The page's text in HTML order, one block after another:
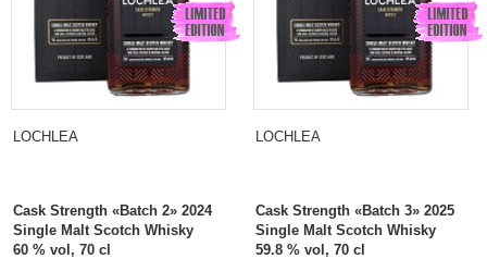
LOCHLEA
Cask Strength «Batch 2» 2024
Single Malt Scotch Whisky
60 % vol, 70 cl
LOCHLEA
Cask Strength «Batch 3» 2025
Single Malt Scotch Whisky
59.8 % vol, 70 cl